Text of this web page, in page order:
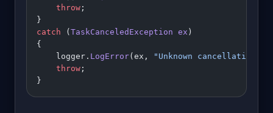
    throw
;
}
catch ( TaskCanceledException ex )
{
    logger.
LogError(ex,
"Unknown cancellation
    throw
;
}